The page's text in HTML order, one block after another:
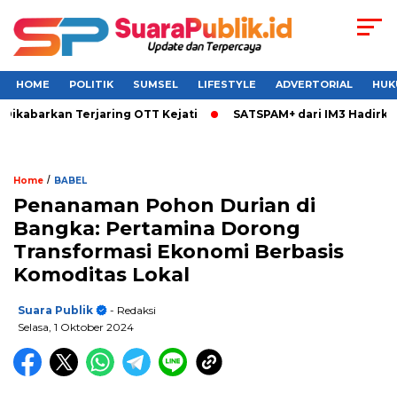
HOME POLITIK SUMSEL LIFESTYLE ADVERTORIAL
Terjaring OTT Kejati SATSPAM+ dari IM3
Home / BABEL
Penanaman Pohon Durian di
Bangka: Pertamina Dorong
Transformasi Ekonomi Berbasis
Komoditas Lokal
Suara Publik
- Redaksi
Selasa, 1 Oktober 2024